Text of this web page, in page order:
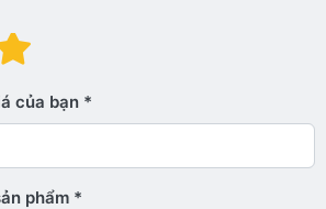
giá: 4 trên 5
giá: 3 trên 5 sao.
2 trên 5 sao.
1 trên 5 sao. Xấu
của bạn
phẩm